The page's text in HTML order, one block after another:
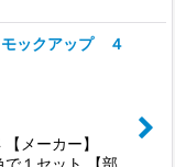
ックアップ ４
【メーカー】
１セット 【部